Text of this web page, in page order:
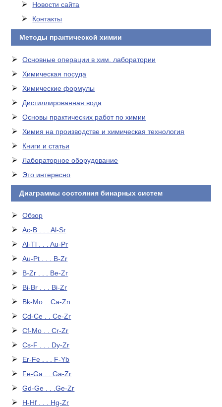
Новости сайта
Контакты
Методы практической химии
Основные операции в хим. лаборатории
Химическая посуда
Химические формулы
Дистиллированная вода
Основы практических работ по химии
Химия на производстве и химическая технология
Книги и статьи
Лабораторное оборудование
Это интересно
Диаграммы состояния бинарных систем
Обзор
Ac-B . . . Al-Sr
Al-Tl . . . Au-Pr
Au-Pt . . . B-Zr
B-Zr . . . Be-Zr
Bi-Br . . . Bi-Zr
Bk-Mo . .Ca-Zn
Cd-Ce . . Ce-Zr
Cf-Mo . . Cr-Zr
Cs-F . . . Dy-Zr
Er-Fe . . . F-Yb
Fe-Ga . . Ga-Zr
Gd-Ge . . .Ge-Zr
H-Hf . . . Hg-Zr